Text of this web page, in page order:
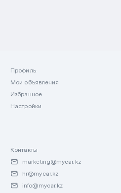
Профиль
Мои объявления
Избранное
Настройки
Контакты
marketing@mycar.kz
hr@mycar.kz
info@mycar.kz